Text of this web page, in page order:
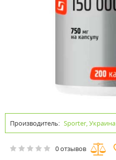
Производитель: Sporter, Украина
0 отзывов